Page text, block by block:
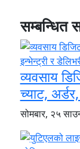
सम्बन्धित
व्यवसाय
च्याट,
सोमबार, २५